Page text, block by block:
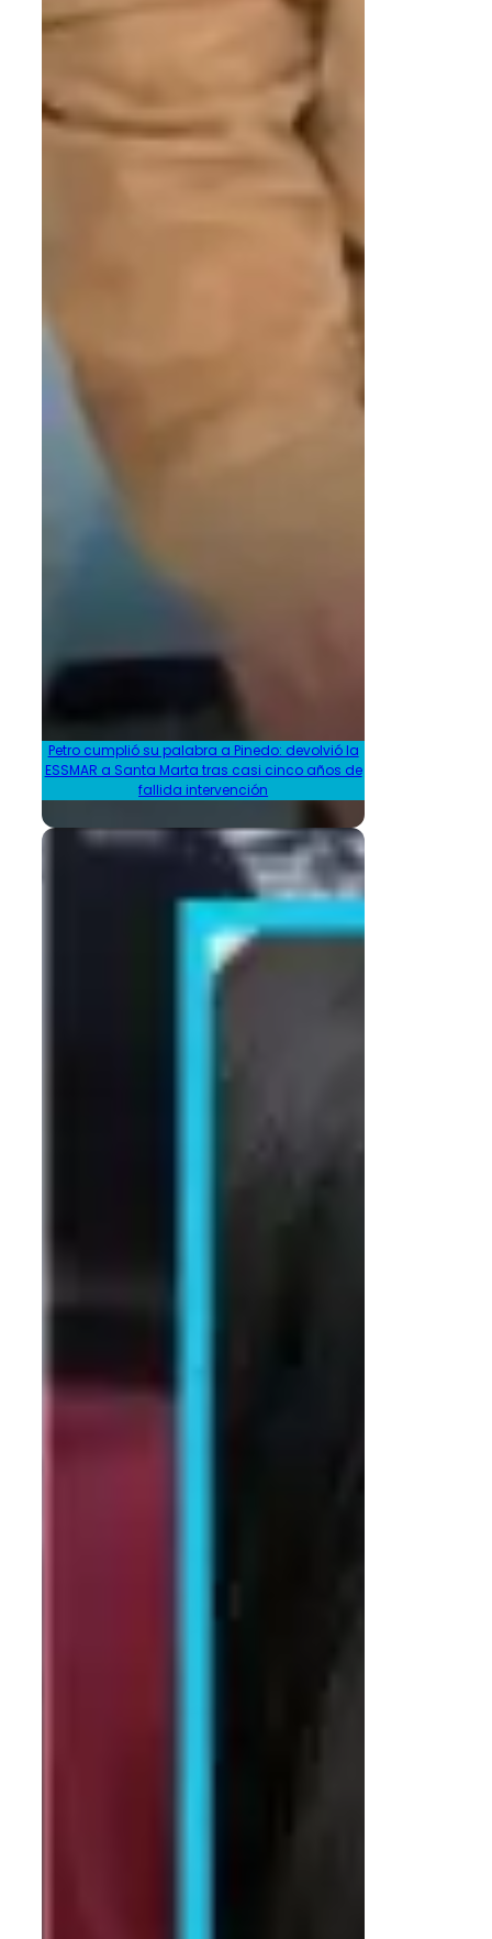
Petro cumplió su palabra a Pinedo: devolvió la
ESSMAR a Santa Marta tras casi cinco años de
fallida intervención